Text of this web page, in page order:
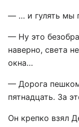
— … и гулять мы
— Ну это
наверно, света
окна…
— Дорога
пятнадцать. За
Он крепко взял